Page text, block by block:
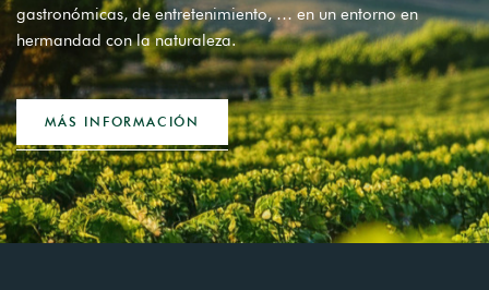
gastronómicas, de entretenimiento, … en un entorno en
hermandad con la naturaleza.
MÁS INFORMACIÓN